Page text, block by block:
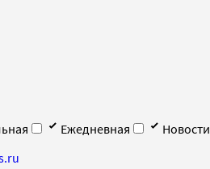
Ежедневная